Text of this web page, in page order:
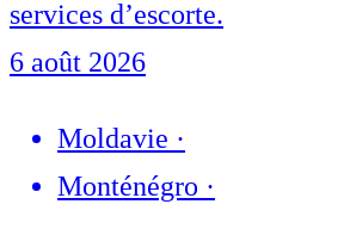
services d’escorte.
6 août 2026
Moldavie ·
Monténégro ·